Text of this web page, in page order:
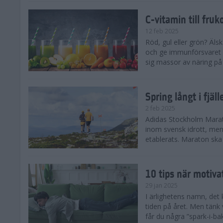
C-vitamin till
12 feb 2025
Röd, gul eller grön?
och ge
sig massor av näring
Spring långt i
2 feb 2025
Adidas Stockholm
inom svensk idrott,
etablerats. Maraton
10 tips när
29 jan 2025
I ärlighetens namn,
tiden på året. Men tänk
får du några ”spark-i-